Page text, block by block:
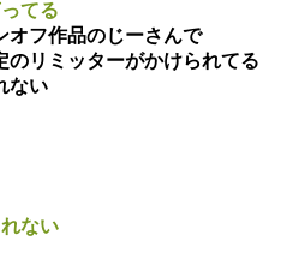
てる
オフ作品のじーさんで
のリミッターがかけられてる
ない
ない